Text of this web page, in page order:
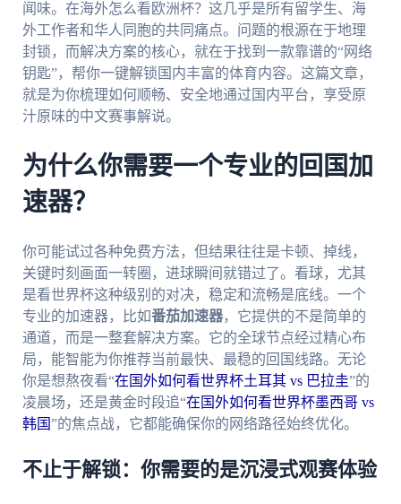
闻味。在海外怎么看欧洲杯？这几乎是所有留学生、海
外工作者和华人同胞的共同痛点。问题的根源在于地理
封锁，而解决方案的核心，就在于找到一款靠谱的“网络
钥匙”，帮你一键解锁国内丰富的体育内容。这篇文章，
就是为你梳理如何顺畅、安全地通过国内平台，享受原
汁原味的中文赛事解说。
为什么你需要一个专业的回国加
速器？
你可能试过各种免费方法，但结果往往是卡顿、掉线，
关键时刻画面一转圈，进球瞬间就错过了。看球，尤其
是看世界杯这种级别的对决，稳定和流畅是底线。一个
专业的加速器，比如番茄加速器，它提供的不是简单的
通道，而是一整套解决方案。它的全球节点经过精心布
局，能智能为你推荐当前最快、最稳的回国线路。无论
你是想熬夜看“在国外如何看世界杯土耳其 vs 巴拉圭”的
凌晨场，还是黄金时段追“在国外如何看世界杯墨西哥 vs
韩国”的焦点战，它都能确保你的网络路径始终优化。
不止于解锁：你需要的是沉浸式观赛体验